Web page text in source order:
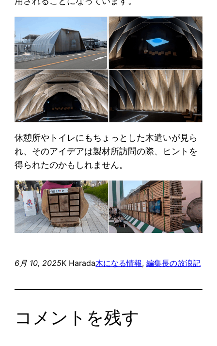
休憩所やトイレにもちょっとした木遣いが見ら
れ、そのアイデアは製材所訪問の際、ヒントを
得られたのかもしれません。
6月 10, 2025K Harada木になる情報, 編集長の放浪記
コメントを残す